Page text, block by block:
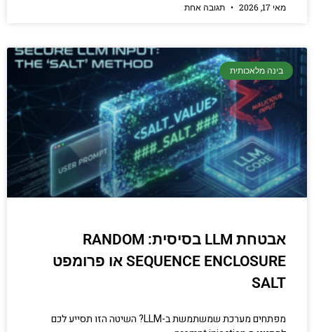
מאי 17, 2026 תגובה אחת
בינה מלאכותית
אבטחת LLM בסיסית: RANDOM
SEQUENCE ENCLOSURE או פרומפט
SALT
מפתחים מערכת שמשתמשת ב-LLM? השיטה הזו תסייע לכם